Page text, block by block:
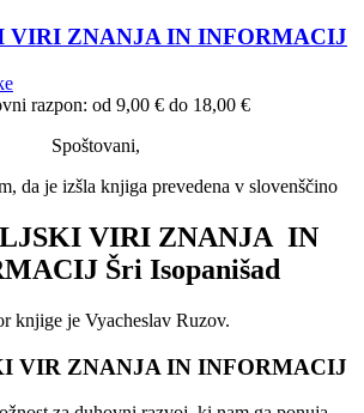
VIRI ZNANJA IN INFORMACIJ
razpon: od 9,00 € do 18,00 €
Spoštovani,
da je izšla knjiga prevedena v slovenščino
VIRI ZNANJA IN
Šri Isopanišad
knjige je Vyacheslav Ruzov.
VIR ZNANJA IN INFORMACIJ